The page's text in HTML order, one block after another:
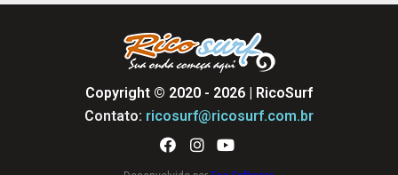
Copyright © 2020 - 2026 | RicoSurf
Contato: ricosurf@ricosurf.com.br